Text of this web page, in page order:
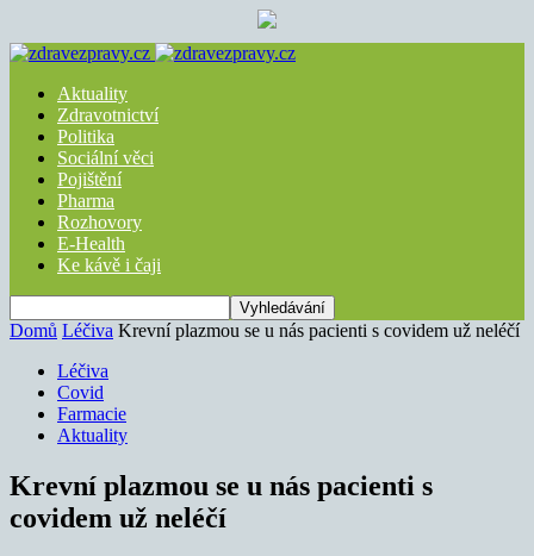
Aktuality
Zdravotnictví
Politika
Sociální věci
Pojištění
Pharma
Rozhovory
E-Health
Ke kávě i čaji
Domů Léčiva Krevní plazmou se u nás pacienti s covidem už neléčí
Léčiva
Covid
Farmacie
Aktuality
Krevní plazmou se u nás pacienti s
covidem už neléčí